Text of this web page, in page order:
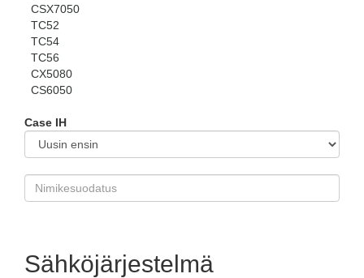
CSX7050
TC52
TC54
TC56
CX5080
CS6050
Case IH
Sähköjärjestelmä